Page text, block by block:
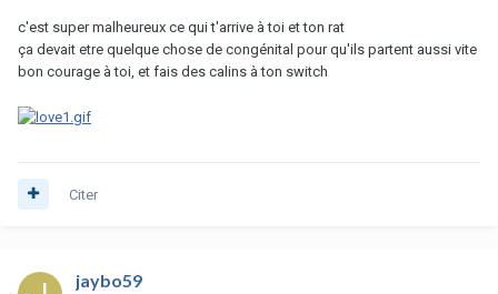
c'est super malheureux ce qui t'arrive à toi et ton rat
ça devait etre quelque chose de congénital pour qu'ils partent aussi vite
bon courage à toi, et fais des calins à ton switch
Citer
jaybo59